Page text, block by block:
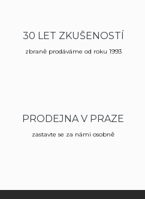
30 LET ZKUŠENOSTÍ
zbraně prodáváme od roku 1993
PRODEJNA V PRAZE
zastavte se za námi osobně